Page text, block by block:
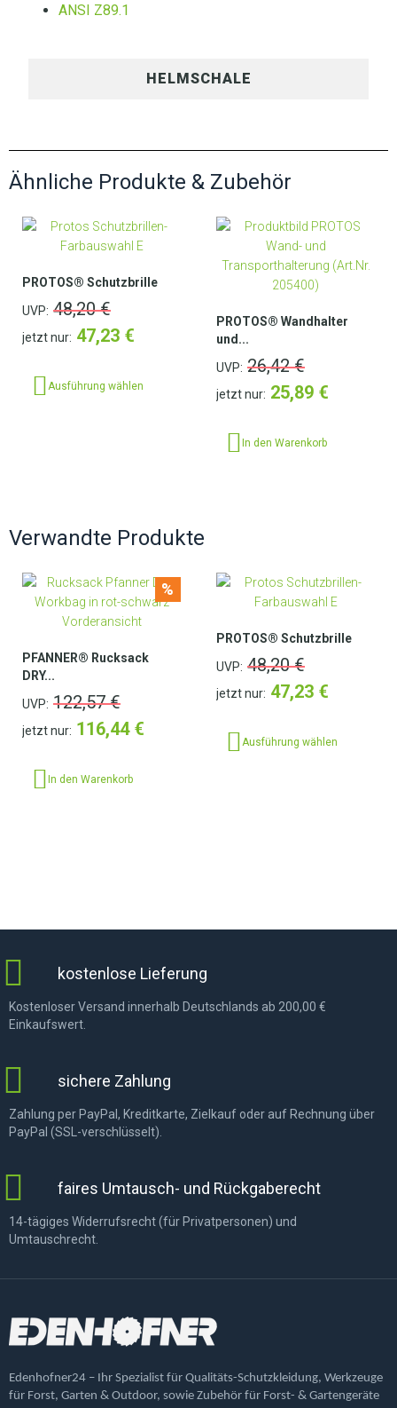
HELMSCHALE
ANSI Z89.1
Ähnliche Produkte & Zubehör
PROTOS® Schutzbrille
UVP: 48,20€
jetzt nur: 47,23 €
Ausführung wählen
PROTOS® Wandhalter
und...
UVP: 26,42€
jetzt nur: 25,89 €
In den Warenkorb
Verwandte Produkte
%
PFANNER® Rucksack
DRY...
UVP: 122,57€
jetzt nur: 116,44 €
In den Warenkorb
PROTOS® Schutzbrille
UVP: 48,20€
jetzt nur: 47,23 €
Ausführung wählen
kostenlose Lieferung
Kostenloser Versand innerhalb Deutschlands ab 200,00 €
Einkaufswert.
sichere Zahlung
Zahlung per PayPal, Kreditkarte, Zielkauf oder auf Rechnung über
PayPal (SSL-verschlüsselt).
faires Umtausch- und Rückgaberecht
14-tägiges Widerrufsrecht (für Privatpersonen) und
Umtauschrecht.
Edenhofner24 – Ihr Spezialist für Qualitäts-Schutzkleidung, Werkzeuge
für Forst, Garten & Outdoor, sowie Zubehör für Forst- & Gartengeräte